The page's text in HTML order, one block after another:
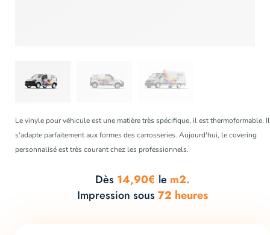
Le vinyle pour véhicule est une matière très spécifique, il est thermoformable. Il
s'adapte parfaitement aux formes des carrosseries. Aujourd'hui, le covering
personnalisé est très courant chez les professionnels.
Dès 14,90€ le m2.
Impression sous72 heures